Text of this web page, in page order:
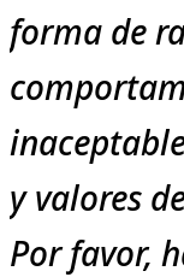
forma de
y valores
Por favor,